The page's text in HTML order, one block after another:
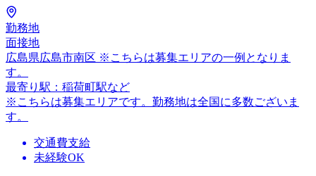
勤務地
面接地
広島県広島市南区 ※こちらは募集エリアの一例となりま
す。
最寄り駅：稲荷町駅など
※こちらは募集エリアです。勤務地は全国に多数ございま
す。
交通費支給
未経験OK